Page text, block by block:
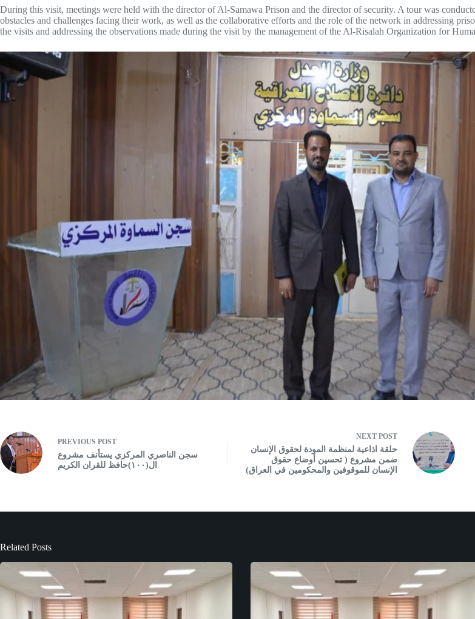
During this visit, meetings were held with the director of Al-Samawa Prison and the director of security. A tour was
obstacles and challenges facing their work, as well as the collaborative efforts and the role of the network in addressing
the visits and addressing the observations made during the visit by the management of the Al-Risalah Organization for
PREVIOUS POST
سجن الناصري المركزي يستأنف مشروع
ال(١٠٠)حافظ للقران الكريم
NEXT POST
حلقة اذاعية لمنظمة المودة لحقوق الإنسان
ضمن مشروع ( تحسين أوضاع حقوق
الإنسان للموقوفين والمحكومين في العراق)
Related Posts